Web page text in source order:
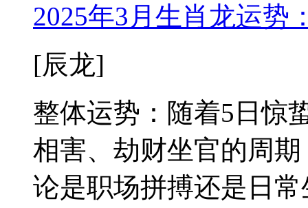
2025年3月生肖龙运势
[辰龙]
整体运势：随着5日惊
相害、劫财坐官的周
论是职场拼搏还是日